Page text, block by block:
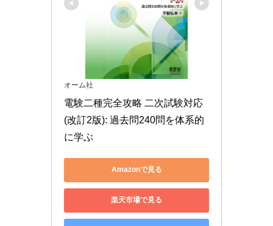
オーム社
電験二種完全攻略 二次試験対応
(改訂2版): 過去問240問を体系的
に学ぶ
Amazonで見る
楽天市場で見る